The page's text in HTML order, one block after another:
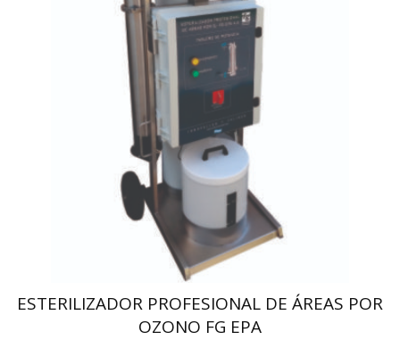
ESTERILIZADOR PROFESIONAL DE ÁREAS POR
OZONO FG EPA